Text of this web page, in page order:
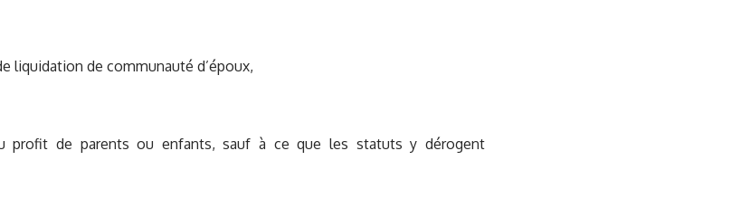
liquidation de communauté d’époux,
profit de parents ou enfants, sauf à ce que les statuts y dérogent